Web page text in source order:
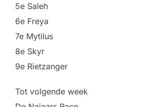
5e Saleh
6e Freya
7e Mytilus
8e Skyr
9e Rietzanger
Tot volgende week